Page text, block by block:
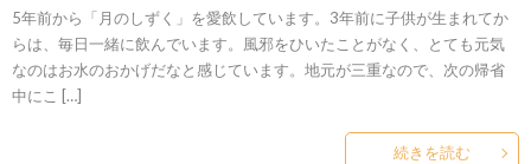
5年前から「月のしずく」を愛飲しています。3年前に子供が生まれてか
らは、毎日一緒に飲んでいます。風邪をひいたことがなく、とても元気
なのはお水のおかげだなと感じています。地元が三重なので、次の帰省
中にこ […]
続きを読む